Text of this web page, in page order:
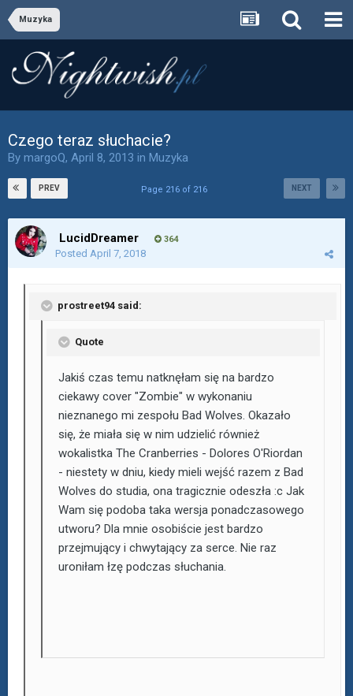
Muzyka
Czego teraz słuchacie?
By margoQ, April 8, 2013 in Muzyka
PREV NEXT
Page 216 of 216
LucidDreamer 364
Posted April 7, 2018
prostreet94 said:
Quote
Jakiś czas temu natknęłam się na bardzo
ciekawy cover "Zombie" w wykonaniu
nieznanego mi zespołu Bad Wolves. Okazało
się, że miała się w nim udzielić również
wokalistka The Cranberries - Dolores O'Riordan
- niestety w dniu, kiedy mieli wejść razem z Bad
Wolves do studia, ona tragicznie odeszła :c Jak
Wam się podoba taka wersja ponadczasowego
utworu? Dla mnie osobiście jest bardzo
przejmujący i chwytający za serce. Nie raz
uroniłam łzę podczas słuchania.